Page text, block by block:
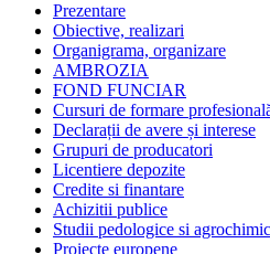
Prezentare
Obiective, realizari
Organigrama, organizare
AMBROZIA
FOND FUNCIAR
Cursuri de formare
Declarații de avere și interese
Grupuri de producatori
Licentiere depozite
Credite si finantare
Achizitii publice
Studii pedologice si
Proiecte europene